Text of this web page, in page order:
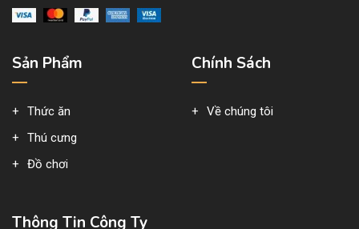
Sản Phẩm
Thức ăn
Thú cưng
Đồ chơi
Chính Sách
Về chúng tôi
Thông Tin Công Ty